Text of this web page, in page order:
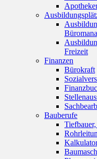
Freizeit
Finanzen
Bürokraft
Bauberufe